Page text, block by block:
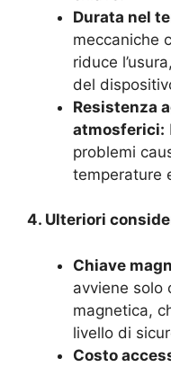
Durata nel
meccaniche
riduce
del
Resistenza
atmosferici:
problemi
temperature
4. Ulteriori
Chiave
avviene solo
magnetica,
livello di
Costo